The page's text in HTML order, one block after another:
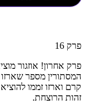
פרק 16
פרק אחרון! אוזגור
המסתורין מספר
קרם וארזו זממו
זהות הרוצחת.